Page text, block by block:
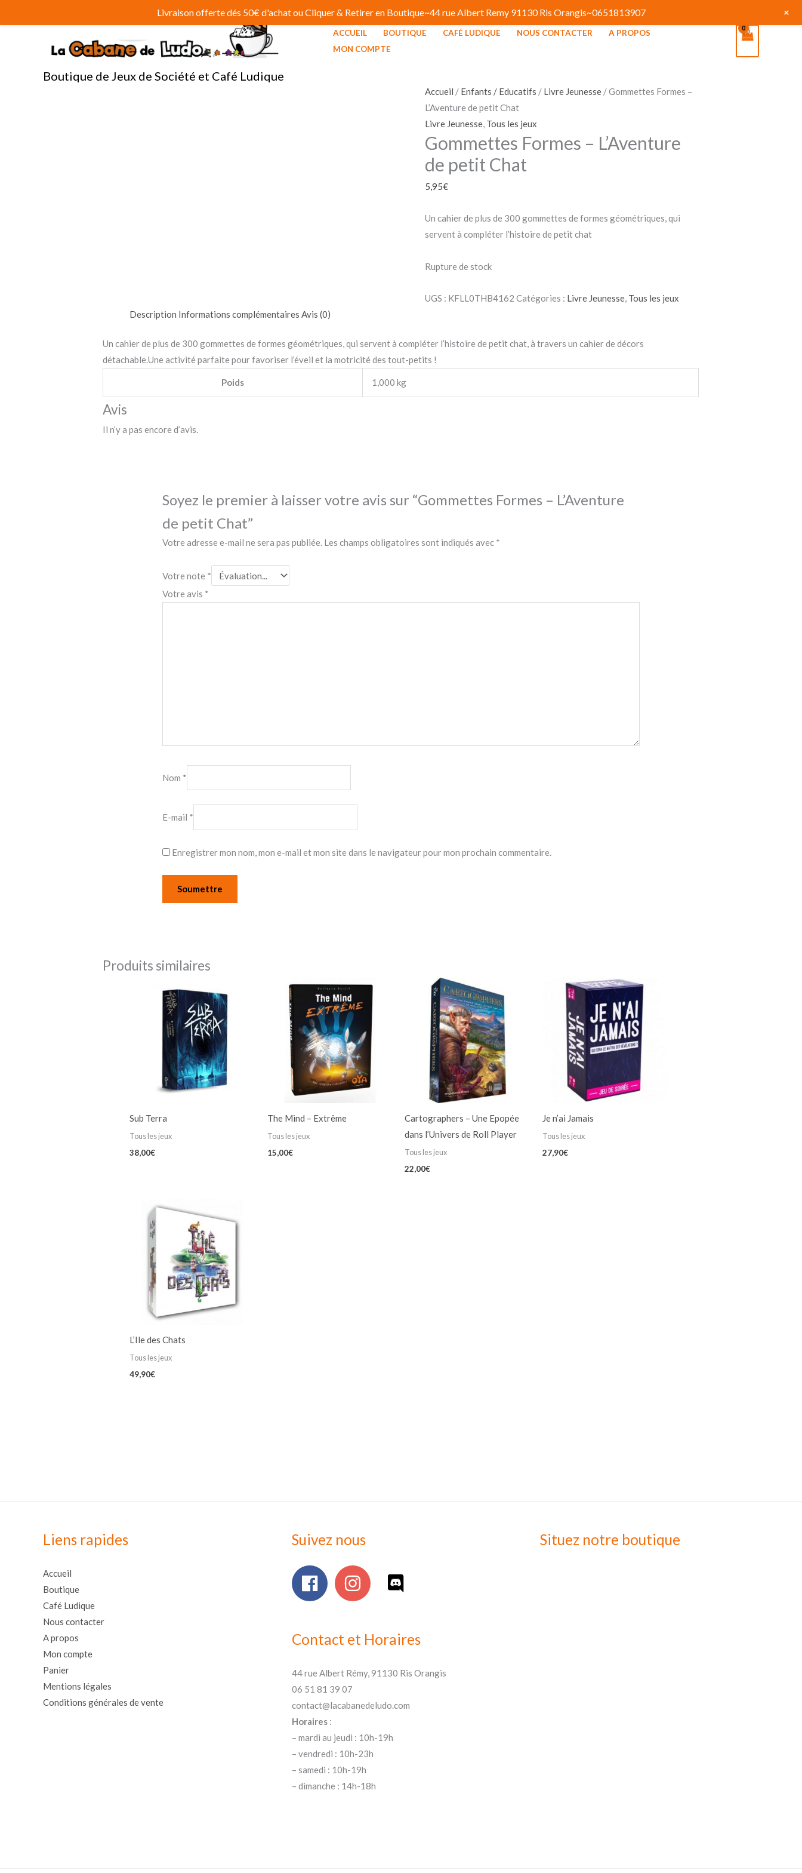
au
Boutique de Jeux de Société et Café Ludique
ACCUEIL BOUTIQUE CAFÉ LUDIQUE NOUS CONTACTER
A PROPOS
MON COMPTE
Accueil / Enfants / Educatifs / Livre Jeunesse / Gommettes Formes –
L’Aventure de petit Chat
Livre Jeunesse, Tous les jeux
Gommettes Formes – L’Aventure
de petit Chat
5,95€
Un cahier de plus de 300 gommettes de formes géométriques, qui
servent à compléter l’histoire de petit chat
Rupture de stock
UGS : KFLL0THB4162 Catégories : Livre Jeunesse, Tous les jeux
Description Informations complémentaires Avis (0)
Un cahier de plus de 300 gommettes de formes géométriques, qui servent à compléter l’histoire de petit chat, à travers un cahier de décors
détachable.Une activité parfaite pour favoriser l’éveil et la motricité des tout-petits !
Poids 1,000 kg
Avis
Il n’y a pas encore d’avis.
Soyez le premier à laisser votre avis sur “Gommettes Formes – L’Aventure
de petit Chat”
Votre adresse e-mail ne sera pas publiée. Les champs obligatoires sont indiqués avec *
Votre note *
Votre avis *
Nom *
E-mail *
Enregistrer mon nom, mon e-mail et mon site dans le navigateur pour mon prochain commentaire.
Produits similaires
Sub Terra
Tous les jeux
38,00€
The Mind – Extrême
Tous les jeux
15,00€
Cartographers – Une Epopée
dans l’Univers de Roll Player
Tous les jeux
22,00€
Je n’ai Jamais
Tous les jeux
27,90€
L’Ile des Chats
Tous les jeux
49,90€
Liens rapides
Accueil
Boutique
Café Ludique
Nous contacter
A propos
Mon compte
Panier
Mentions légales
Conditions générales de vente
Suivez nous
Contact et Horaires
44 rue Albert Rémy, 91130 Ris Orangis
06 51 81 39 07
contact@lacabanedeludo.com
Horaires:
– mardi au jeudi : 10h-19h
– vendredi : 10h-23h
– samedi : 10h-19h
– dimanche : 14h-18h
Situez notre boutique
Livraison offerte dés 50€ d'achat ou Cliquer & Retirer en Boutique~44 rue Albert Remy 91130 Ris Orangis~0651813907 +